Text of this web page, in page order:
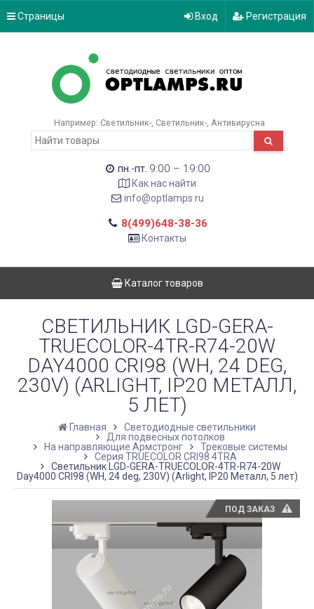
Страницы Вход Регистрация
Например: Светильник- Светильник- Антивирусна
пн.-пт. 9:00 – 19:00
Как нас найти
info@optlamps.ru
8(499)648-38-36
Контакты
Каталог товаров
СВЕТИЛЬНИК LGD-GERA-
TRUECOLOR-4TR-R74-20W
DAY4000 CRI98 (WH, 24 DEG,
230V) (ARLIGHT, IP20 МЕТАЛЛ,
5 ЛЕТ)
Главная
Светодиодные светильники
Для подвесных потолков
На направляющие Армстронг
Трековые системы
Серия TRUECOLOR CRI98 4TRA
Светильник LGD-GERA-TRUECOLOR-4TR-R74-20W
Day4000 CRI98 (WH, 24 deg, 230V) (Arlight, IP20 Металл, 5 лет)
ПОД ЗАКАЗ